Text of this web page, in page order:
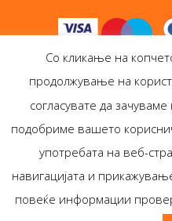
Антолог
Со кликање на
продолжување на
согласувате да
подобриме вашето
употребата на веб-
навигацијата и
повеќе информации